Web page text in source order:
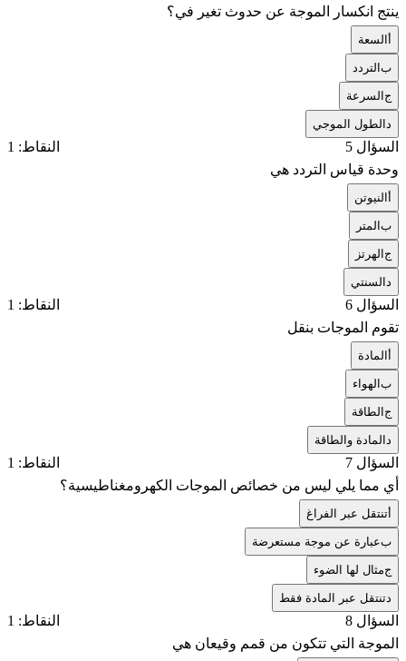
ينتج انكسار الموجة عن حدوث تغير في؟
السعة
بالتردد
جالسرعة
الطول الموجي
السؤال 5
النقاط: 1
وحدة قياس التردد هي
النيوتن
بالمتر
جالهرتز
السنتي
السؤال 6
النقاط: 1
تقوم الموجات بنقل
المادة
بالهواء
جالطاقة
المادة والطاقة
السؤال 7
النقاط: 1
أي مما يلي ليس من خصائص الموجات الكهرومغناطيسية؟
تنتقل عبر الفراغ
بعبارة عن موجة مستعرضة
جمثال لها الضوء
تنتقل عبر المادة فقط
السؤال 8
النقاط: 1
الموجة التي تتكون من قمم وقيعان هي